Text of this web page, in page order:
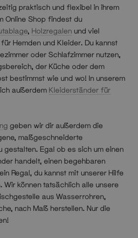
praktisch und flexibel in ihrem
Online Shop findest du
Holzregalen und viel
Hemden und Kleider. Du kannst
oder Schlafzimmer nutzen,
der Küche oder dem
bestimmst wie und wo! In unserem
außerdem Kleiderständer für
geben wir dir außerdem die
maßgeschneiderte
gestalten. Egal ob es sich um einen
handelt, einen begehbaren
Regal, du kannst mit unserer Hilfe
Wir können tatsächlich alle unsere
aus Wasserrohren,
nach Maß herstellen. Nur die